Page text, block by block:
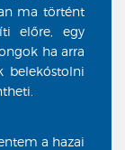
ma történt
előre, egy
ha arra
belekóstolni
a hazai